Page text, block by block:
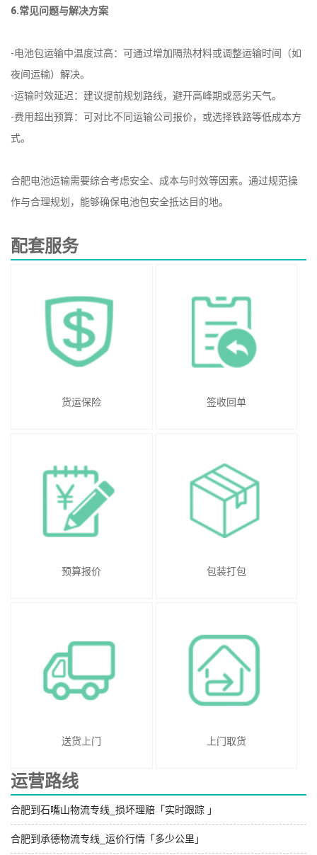
6.常见问题与解决方案
-电池包运输中温度过高：可通过增加隔热材料或调整运输时间（如
夜间运输）解决。
-运输时效延迟：建议提前规划路线，避开高峰期或恶劣天气。
-费用超出预算：可对比不同运输公司报价，或选择铁路等低成本方
式。
合肥电池运输需要综合考虑安全、成本与时效等因素。通过规范操
作与合理规划，能够确保电池包安全抵达目的地。
配套服务
货运保险 签收回单
预算报价 包装打包
送货上门 上门取货
运营路线
合肥到石嘴山物流专线_损坏理赔「实时跟踪 」
合肥到承德物流专线_运价行情「多少公里」